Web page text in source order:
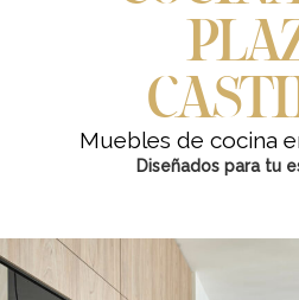
Muebles de cocina
Diseñados para tu